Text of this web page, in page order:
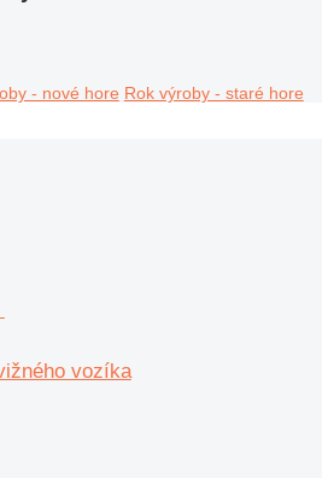
- nové hore Rok výroby - staré hore
vozíka